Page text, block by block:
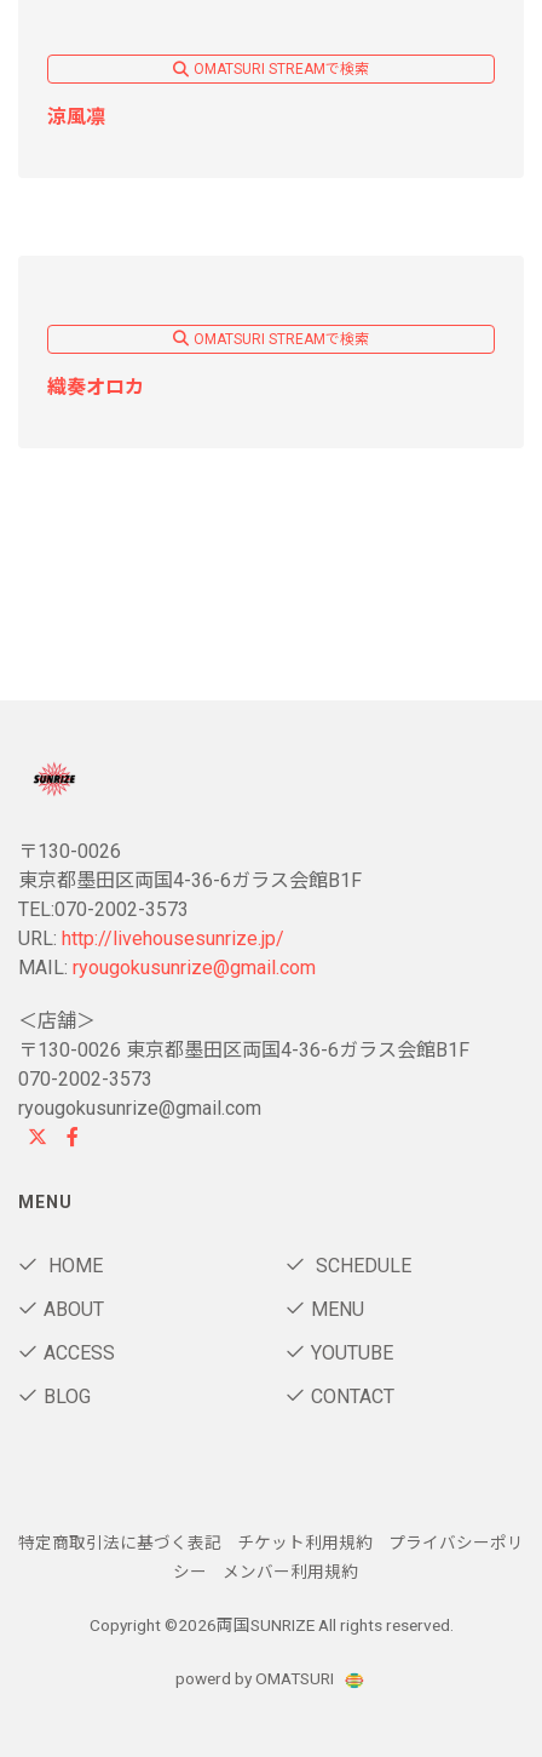
OMATSURI STREAMで検索
涼風凛
OMATSURI STREAMで検索
織奏オロカ
〒130-0026
東京都墨田区両国4-36-6ガラス会館B1F
TEL:070-2002-3573
URL: http://livehousesunrize.jp/
MAIL: ryougokusunrize@gmail.com
＜店舗＞
〒130-0026 東京都墨田区両国4-36-6ガラス会館B1F
070-2002-3573
ryougokusunrize@gmail.com
MENU
HOME
SCHEDULE
ABOUT
MENU
ACCESS
YOUTUBE
BLOG
CONTACT
特定商取引法に基づく表記 チケット利用規約
プライバシーポリ
シー
メンバー利用規約
Copyright ©2026両国SUNRIZE All rights reserved.
powerd by OMATSURI